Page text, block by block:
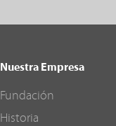
Nuestra Empresa
Fundación
Historia